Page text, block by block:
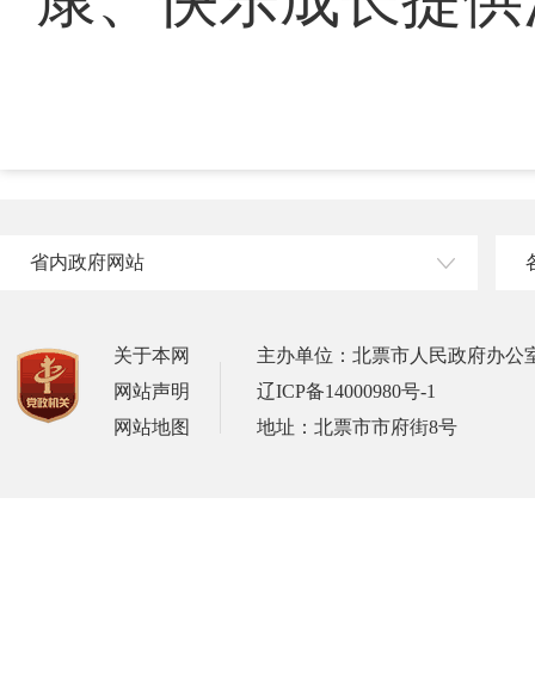
省内政府网站
关于本网
网站声明
网站地图
主办单位：北票市人民政府办公
辽ICP备14000980号-1
地址：北票市市府街8号